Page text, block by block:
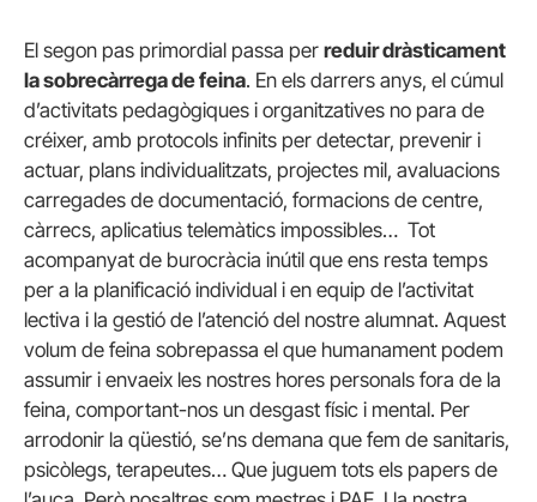
El segon pas primordial passa per reduir dràsticament
la sobrecàrrega de feina. En els darrers anys, el cúmul
d’activitats pedagògiques i organitzatives no para de
créixer, amb protocols infinits per detectar, prevenir i
actuar, plans individualitzats, projectes mil, avaluacions
carregades de documentació, formacions de centre,
càrrecs, aplicatius telemàtics impossibles… Tot
acompanyat de burocràcia inútil que ens resta temps
per a la planificació individual i en equip de l’activitat
lectiva i la gestió de l’atenció del nostre alumnat. Aquest
volum de feina sobrepassa el que humanament podem
assumir i envaeix les nostres hores personals fora de la
feina, comportant-nos un desgast físic i mental. Per
arrodonir la qüestió, se’ns demana que fem de sanitaris,
psicòlegs, terapeutes… Que juguem tots els papers de